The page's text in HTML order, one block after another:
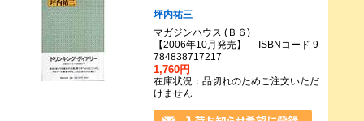
坪内祐三
マガジンハウス (Ｂ６)
【2006年10月発売】 ISBNコード 9
784838717217
1,760円
在庫状況：品切れのためご注文いただ
けません